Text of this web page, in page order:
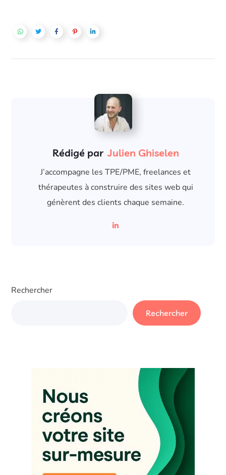
Rédigé par Julien Ghiselen
J’accompagne les TPE/PME, freelances et
thérapeutes à construire des sites web qui
génèrent des clients chaque semaine.
Rechercher
Rechercher